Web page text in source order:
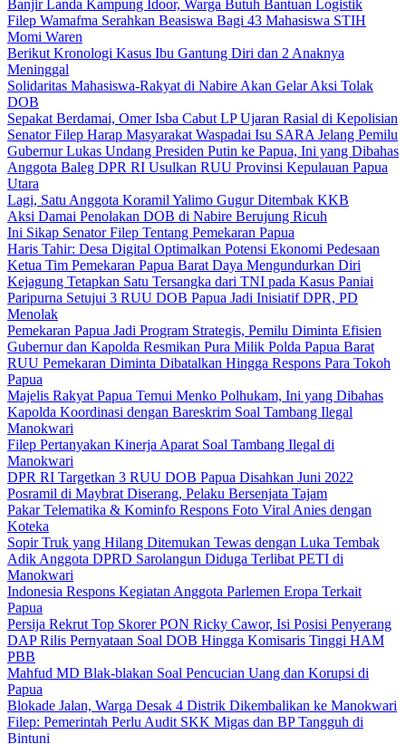
Banjir Landa Kampung Idoor, Warga Butuh Bantuan Logistik
Filep Wamafma Serahkan Beasiswa Bagi 43 Mahasiswa STIH
Momi Waren
Berikut Kronologi Kasus Ibu Gantung Diri dan 2 Anaknya
Meninggal
Solidaritas Mahasiswa-Rakyat di Nabire Akan Gelar Aksi Tolak
DOB
Sepakat Berdamai, Omer Isba Cabut LP Ujaran Rasial di Kepolisian
Senator Filep Harap Masyarakat Waspadai Isu SARA Jelang Pemilu
Gubernur Lukas Undang Presiden Putin ke Papua, Ini yang Dibahas
Anggota Baleg DPR RI Usulkan RUU Provinsi Kepulauan Papua
Utara
Lagi, Satu Anggota Koramil Yalimo Gugur Ditembak KKB
Aksi Damai Penolakan DOB di Nabire Berujung Ricuh
Ini Sikap Senator Filep Tentang Pemekaran Papua
Haris Tahir: Desa Digital Optimalkan Potensi Ekonomi Pedesaan
Ketua Tim Pemekaran Papua Barat Daya Mengundurkan Diri
Kejagung Tetapkan Satu Tersangka dari TNI pada Kasus Paniai
Paripurna Setujui 3 RUU DOB Papua Jadi Inisiatif DPR, PD
Menolak
Pemekaran Papua Jadi Program Strategis, Pemilu Diminta Efisien
Gubernur dan Kapolda Resmikan Pura Milik Polda Papua Barat
RUU Pemekaran Diminta Dibatalkan Hingga Respons Para Tokoh
Papua
Majelis Rakyat Papua Temui Menko Polhukam, Ini yang Dibahas
Kapolda Koordinasi dengan Bareskrim Soal Tambang Ilegal
Manokwari
Filep Pertanyakan Kinerja Aparat Soal Tambang Ilegal di
Manokwari
DPR RI Targetkan 3 RUU DOB Papua Disahkan Juni 2022
Posramil di Maybrat Diserang, Pelaku Bersenjata Tajam
Pakar Telematika & Kominfo Respons Foto Viral Anies dengan
Koteka
Sopir Truk yang Hilang Ditemukan Tewas dengan Luka Tembak
Adik Anggota DPRD Sarolangun Diduga Terlibat PETI di
Manokwari
Indonesia Respons Kegiatan Anggota Parlemen Eropa Terkait
Papua
Persija Rekrut Top Skorer PON Ricky Cawor, Isi Posisi Penyerang
DAP Rilis Pernyataan Soal DOB Hingga Komisaris Tinggi HAM
PBB
Mahfud MD Blak-blakan Soal Pencucian Uang dan Korupsi di
Papua
Blokade Jalan, Warga Desak 4 Distrik Dikembalikan ke Manokwari
Filep: Pemerintah Perlu Audit SKK Migas dan BP Tangguh di
Bintuni